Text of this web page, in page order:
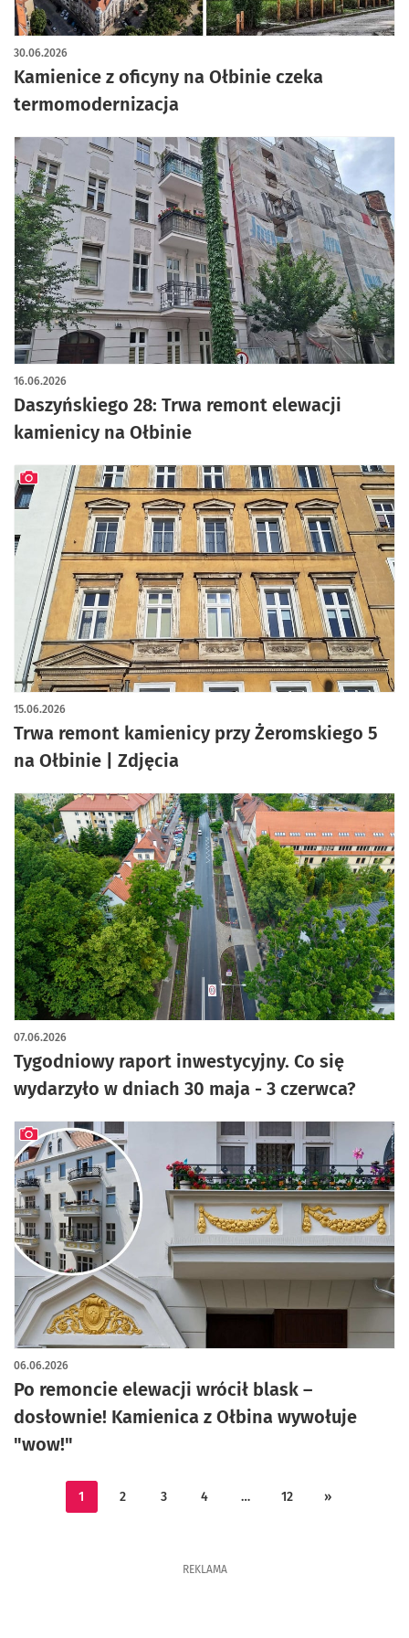
Kamienice z oficyny na Ołbinie czeka
termomodernizacja
30.06.2026
Daszyńskiego 28: Trwa remont elewacji
kamienicy na Ołbinie
16.06.2026
Trwa remont kamienicy przy Żeromskiego 5
na Ołbinie | Zdjęcia
15.06.2026
artykuł z galerią zdjęć
Tygodniowy raport inwestycyjny. Co się
wydarzyło w dniach 30 maja - 3 czerwca?
07.06.2026
Po remoncie elewacji wrócił blask –
dosłownie! Kamienica z Ołbina wywołuje
"wow!"
06.06.2026
artykuł z galerią zdjęć
1 2 3 4 … 12 »
REKLAMA